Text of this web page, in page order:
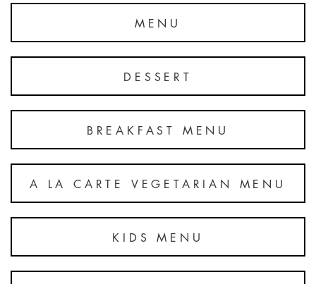
MENU
DESSERT
BREAKFAST MENU
A LA CARTE VEGETARIAN MENU
KIDS MENU